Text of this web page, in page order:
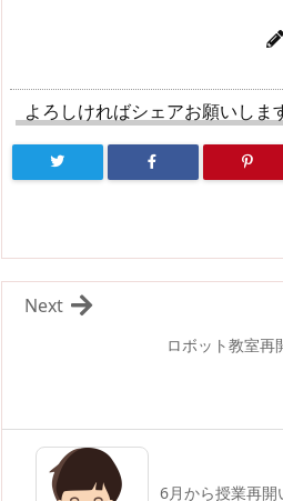
よろしければシェアお願いしま
ロボット教室再
Next
6月から授業再開